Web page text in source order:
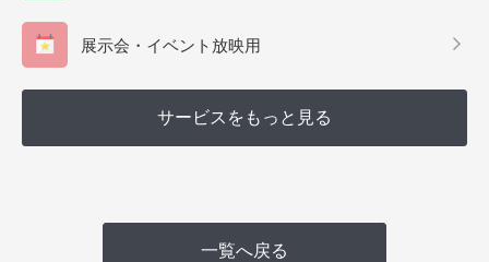
展示会・イベント放映用
サービスをもっと見る
一覧へ戻る